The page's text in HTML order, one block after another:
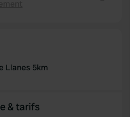
collected from your use
Llanes 5km
& tarifs